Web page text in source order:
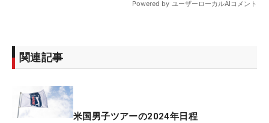
関連記事
米国男子ツアーの2024年日程